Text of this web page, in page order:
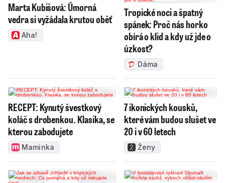
Marta Kubišová: Úmorná
vedra si vyžádala krutou oběť
Aha!
Tropické noci a špatný
spánek: Proč nás horko
obírá o klid a kdy už jde o
úzkost?
Dáma
RECEPT: Kynutý švestkový
koláč s drobenkou. Klasika, se
kterou zabodujete
Maminka
7 ikonických kousků,
které vám budou slušet ve
20 i v 60 letech
Ženy